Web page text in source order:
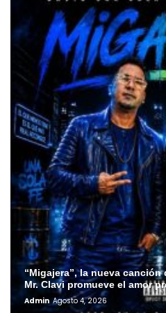
“Migajera”, la nueva canción
Mr. Clavi promueve el amor
Admin Agosto 4, 2026